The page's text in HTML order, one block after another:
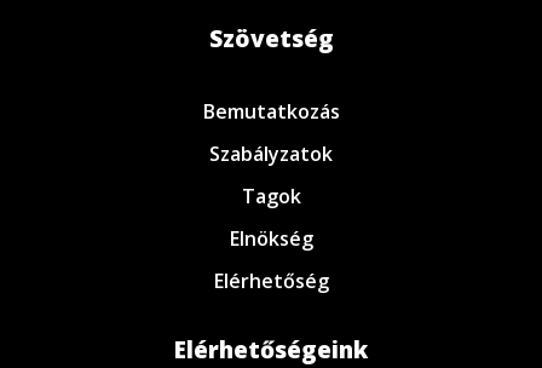
Szövetség
Bemutatkozás
Szabályzatok
Tagok
Elnökség
Elérhetőség
Elérhetőségeink